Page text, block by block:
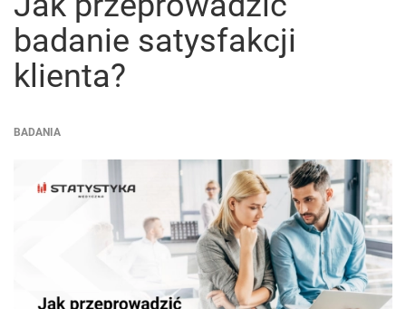
badanie satysfakcji
klienta?
BADANIA